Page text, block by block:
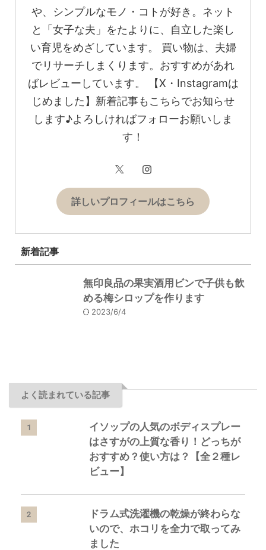
や、シンプルなモノ・コトが好き。ネット
と「女子な夫」をたよりに、自立した楽し
い育児をめざしています。 買い物は、夫婦
でリサーチしまくります。おすすめがあれ
ばレビューしています。 【X・Instagramは
じめました】新着記事もこちらでお知らせ
します♪よろしければフォローお願いしま
す！
詳しいプロフィールはこちら
新着記事
無印良品の果実酒用ビンで子供も飲
める梅シロップを作ります
2023/6/4
よく読まれている記事
1
イソップの人気のボディスプレー
はさすがの上質な香り！どっちが
おすすめ？使い方は？【全２種レ
ビュー】
2
ドラム式洗濯機の乾燥が終わらな
いので、ホコリを全力で取ってみ
ました